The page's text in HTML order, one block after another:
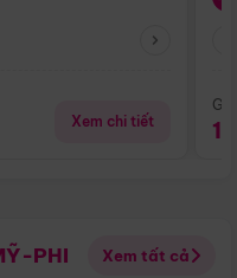
Xem chi tiết
PHI Xem tất cả
Điểm nổi bật